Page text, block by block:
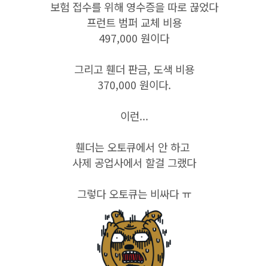
보험 접수를 위해 영수증을 따로 끊었다
프런트 범퍼 교체 비용
497,000 원이다
그리고 휀더 판금, 도색 비용
370,000 원이다.
이런...
휀더는 오토큐에서 안 하고
사제 공업사에서 할걸 그랬다
그렇다 오토큐는 비싸다 ㅠ